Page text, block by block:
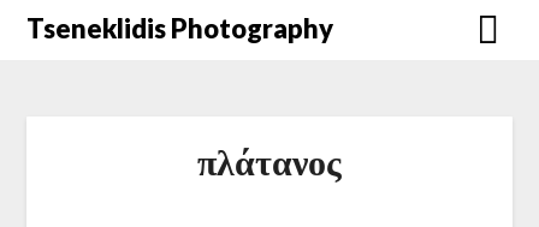
Μετάβαση
Tseneklidis Photography
πλάτανος